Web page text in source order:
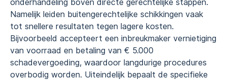
onderhandeling boven directe gerechtelijke stappen.
Namelijk leiden buitengerechtelijke schikkingen vaak
tot snellere resultaten tegen lagere kosten.
Bijvoorbeeld accepteert een inbreukmaker vernietiging
van voorraad en betaling van € 5.000
schadevergoeding, waardoor langdurige procedures
overbodig worden. Uiteindelijk bepaalt de specifieke